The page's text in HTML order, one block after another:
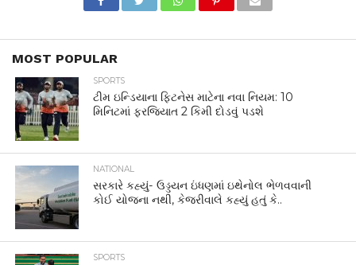
MOST POPULAR
SPORTS
ટીમ ઇન્ડિયાના ફિટનેસ માટેના નવા નિયમ: 10
મિનિટમાં ફરજિયાત 2 કિમી દોડવું પડશે
NATIONAL
સરકારે કહ્યું- ઉડ્ડયન ઇંધણમાં ઇથેનોલ ભેળવવાની
કોઈ યોજના નથી, કેજરીવાલે કહ્યું હતું કે..
SPORTS